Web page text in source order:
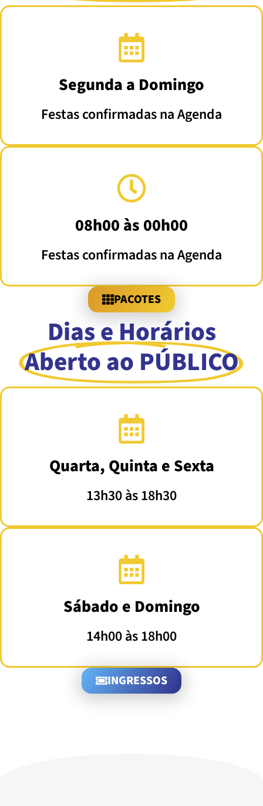
Segunda a Domingo
Festas confirmadas na Agenda
08h00 às 00h00
Festas confirmadas na Agenda
PACOTES
Dias e Horários
Aberto ao PÚBLICO
Quarta, Quinta e Sexta
13h30 às 18h30
Sábado e Domingo
14h00 às 18h00
INGRESSOS